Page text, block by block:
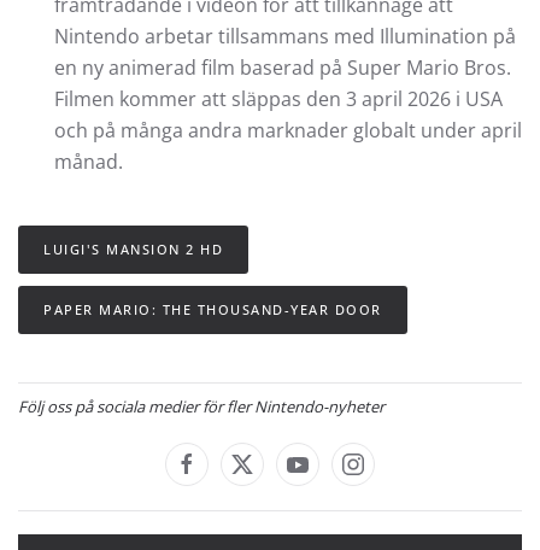
Nintendo arbetar tillsammans med Illumination på
en ny animerad film baserad på Super Mario Bros.
Filmen kommer att släppas den 3 april 2026 i USA
och på många andra marknader globalt under april
månad.
LUIGI'S MANSION 2 HD
PAPER MARIO: THE THOUSAND-YEAR DOOR
Följ oss på sociala medier för fler Nintendo-nyheter